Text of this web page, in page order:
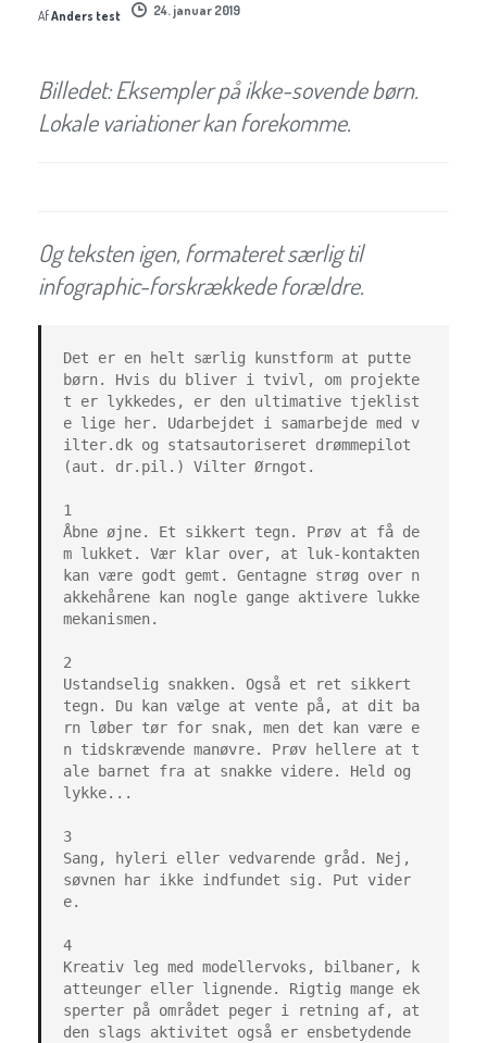
AfAnders test 24. januar 2019
Billedet: Eksempler på ikke-sovende børn.
Lokale variationer kan forekomme.
Og teksten igen, formateret særlig til
infographic-forskrækkede forældre.
Det er en helt særlig kunstform at putte
børn. Hvis du bliver i tvivl, om projekte
t er lykkedes, er den ultimative tjeklist
e lige her. Udarbejdet i samarbejde med v
ilter.dk og statsautoriseret drømmepilot
(aut. dr.pil.) Vilter Ørngot.
1
Åbne øjne. Et sikkert tegn. Prøv at få de
m lukket. Vær klar over, at luk-kontakten
kan være godt gemt. Gentagne strøg over n
akkehårene kan nogle gange aktivere lukke
mekanismen.
2
Ustandselig snakken. Også et ret sikkert
tegn. Du kan vælge at vente på, at dit ba
rn løber tør for snak, men det kan være e
n tidskrævende manøvre. Prøv hellere at t
ale barnet fra at snakke videre. Held og
lykke...
3
Sang, hyleri eller vedvarende gråd. Nej,
søvnen har ikke indfundet sig. Put vider
e.
4
Kreativ leg med modellervoks, bilbaner, k
atteunger eller lignende. Rigtig mange ek
sperter på området peger i retning af, at
den slags aktivitet også er ensbetydende